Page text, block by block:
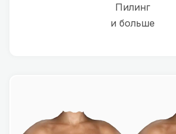
Пилинг
и больше